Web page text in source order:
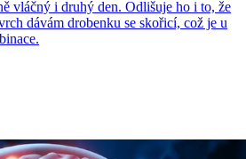
vláčný i druhý den. Odlišuje ho i to, že
dávám drobenku se skořicí, což je u